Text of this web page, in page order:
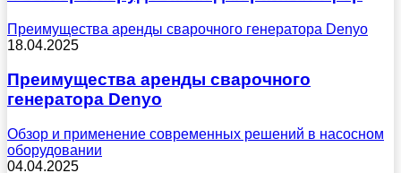
Преимущества аренды сварочного генератора Denyo
18.04.2025
Преимущества аренды сварочного
генератора Denyo
Обзор и применение современных решений в насосном
оборудовании
04.04.2025